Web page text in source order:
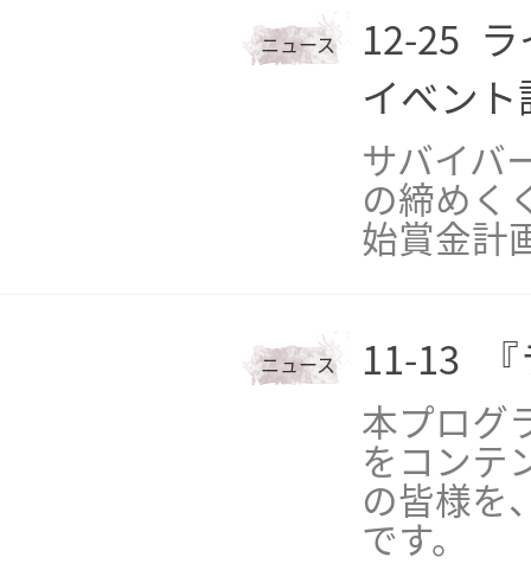
ニュース 12-25
イベント
サバイバ
の締めく
始賞金計
ニュース 11-13
本プログ
をコンテ
の皆様を
です。